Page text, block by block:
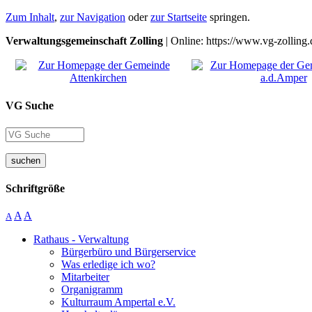
Zum Inhalt, zur Navigation oderzur Startseite springen.
Verwaltungsgemeinschaft Zolling | Online: https://www.vg-
VG Suche
suchen
Schriftgröße
A A A
Rathaus - Verwaltung
Bürgerbüro und Bürgerservice
Was erledige ich wo?
Mitarbeiter
Organigramm
Kulturraum Ampertal e.V.